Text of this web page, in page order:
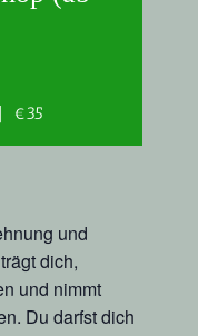
| €35
und
dich,
und nimmt
Du darfst dich